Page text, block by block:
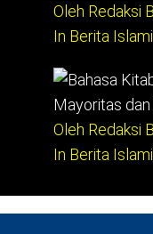
Oleh Redaksi
In Berita Islami
Mayoritas dan
Oleh Redaksi
In Berita Islami